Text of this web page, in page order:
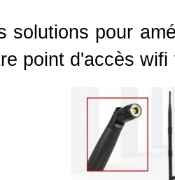
solutions pour
point d'accès wifi